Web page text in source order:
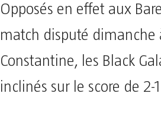
Opposés en effet aux
match disputé dimanche
Constantine, les Black
inclinés sur le score de 2-